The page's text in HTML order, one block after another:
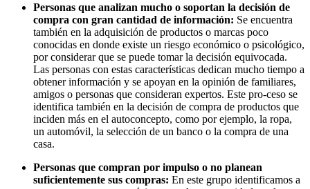
Personas que analizan mucho o soportan la decisión de
compra con gran cantidad de información: Se encuentra
también en la adquisición de productos o marcas poco
conocidas en donde existe un riesgo económico o psicológico,
por considerar que se puede tomar la decisión equivocada.
Las personas con estas características dedican mucho tiempo a
obtener información y se apoyan en la opinión de familiares,
amigos o personas que consideran expertos. Este pro-ceso se
identifica también en la decisión de compra de productos que
inciden más en el autoconcepto, como por ejemplo, la ropa,
un automóvil, la selección de un banco o la compra de una
casa.
Personas que compran por impulso o no planean
suficientemente sus compras: En este grupo identificamos a